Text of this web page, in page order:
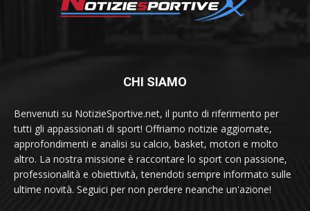
CHI SIAMO
Benvenuti su NotizieSportive.net, il punto di riferimento per
tutti gli appassionati di sport! Offriamo notizie aggiornate,
approfondimenti e analisi su calcio, basket, motori e molto
altro. La nostra missione è raccontare lo sport con passione,
professionalità e obiettività, tenendoti sempre informato sulle
ultime novità. Seguici per non perdere neanche un'azione!